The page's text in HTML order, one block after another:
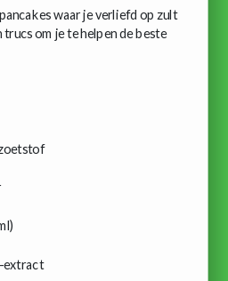
waar je verliefd op zult
om je te helpen de beste
extract